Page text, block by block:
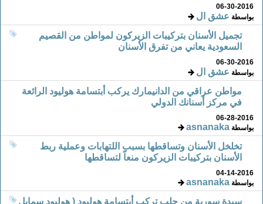
06-30-2016
بواسطةعشق ال
تجميل الأسنان بتركيبات الزيركون لمواطن من القصيم
السعودية يعاني من تفرق الأسنان
06-30-2016
بواسطةعشق ال
مواطن عراقي من الدانيمارك يركب أبتسامة هوليود الرائعة
في مركز أسنانك الدولي
06-28-2016
بواسطةasnanaka
تخلخل الأسنان وتساقطها بسبب اللتهابات وعملية ربط
الأسنان بتركيبات الزيركون منعاً لتساقطها
04-14-2016
بواسطةasnanaka
سيدة سورية من حلب تركب أبتسامة هوليود ( هوليود سمايل